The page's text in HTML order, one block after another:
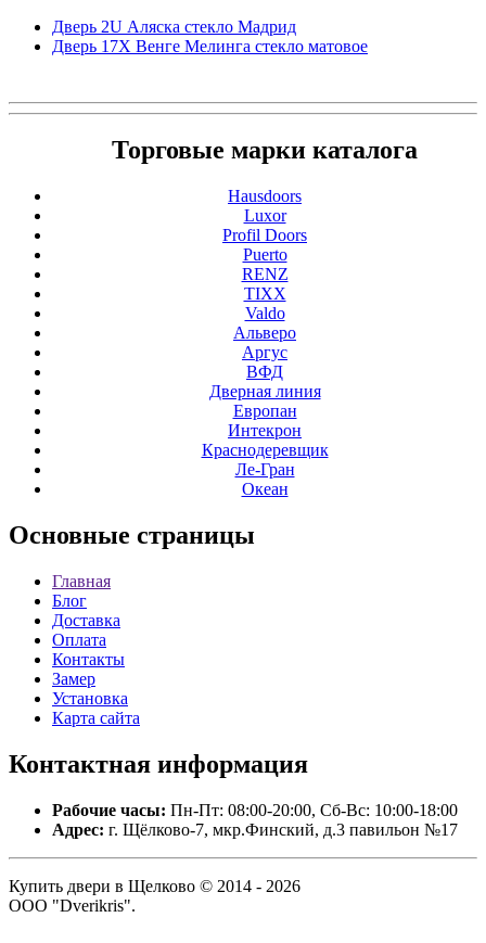
Дверь 2U Аляска стекло Мадрид
Дверь 17X Венге Мелинга стекло матовое
Торговые марки каталога
Hausdoors
Luxor
Profil Doors
Puerto
RENZ
TIXX
Valdo
Альверо
Аргус
ВФД
Дверная линия
Европан
Интекрон
Краснодеревщик
Ле-Гран
Океан
Основные страницы
Главная
Блог
Доставка
Оплата
Контакты
Замер
Установка
Карта сайта
Контактная информация
Рабочие часы: Пн-Пт: 08:00-20:00, Сб-Вс: 10:00-18:00
Адрес: г. Щёлково-7, мкр.Финский, д.3 павильон №17
Купить двери в Щелково © 2014 - 2026
ООО "Dverikris".